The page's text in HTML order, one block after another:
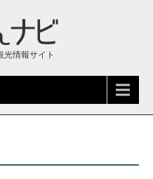
光情報サイト